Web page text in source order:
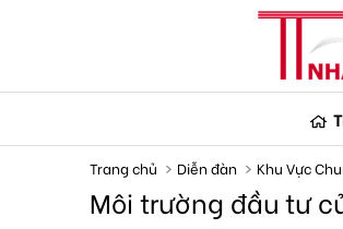
Trang chủ Diễn đàn Khu Vực
Môi trường đầu tư